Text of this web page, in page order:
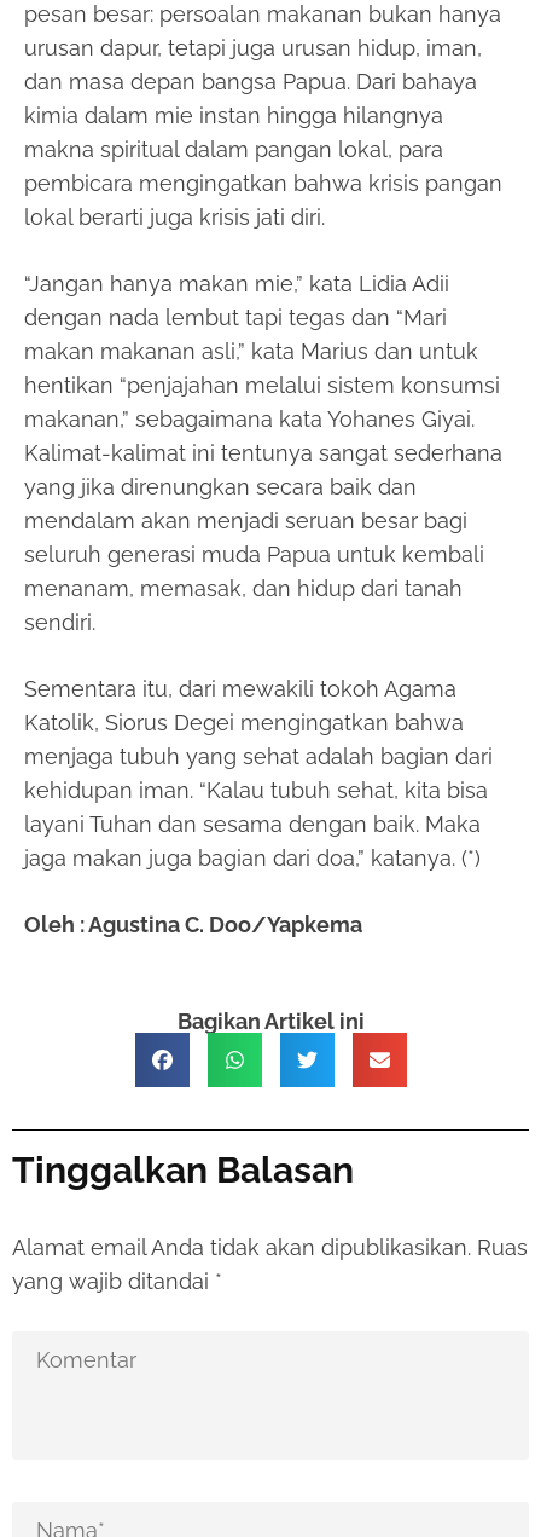
pesan besar: persoalan makanan bukan hanya
urusan dapur, tetapi juga urusan hidup, iman,
dan masa depan bangsa Papua. Dari bahaya
kimia dalam mie instan hingga hilangnya
makna spiritual dalam pangan lokal, para
pembicara mengingatkan bahwa krisis pangan
lokal berarti juga krisis jati diri.
“Jangan hanya makan mie,” kata Lidia Adii
dengan nada lembut tapi tegas dan “Mari
makan makanan asli,” kata Marius dan untuk
hentikan “penjajahan melalui sistem konsumsi
makanan,” sebagaimana kata Yohanes Giyai.
Kalimat-kalimat ini tentunya sangat sederhana
yang jika direnungkan secara baik dan
mendalam akan menjadi seruan besar bagi
seluruh generasi muda Papua untuk kembali
menanam, memasak, dan hidup dari tanah
sendiri.
Sementara itu, dari mewakili tokoh Agama
Katolik, Siorus Degei mengingatkan bahwa
menjaga tubuh yang sehat adalah bagian dari
kehidupan iman. “Kalau tubuh sehat, kita bisa
layani Tuhan dan sesama dengan baik. Maka
jaga makan juga bagian dari doa,” katanya. (*)
Oleh : Agustina C. Doo/Yapkema
Bagikan Artikel ini
Tinggalkan Balasan
Alamat email Anda tidak akan dipublikasikan. Ruas
yang wajib ditandai *